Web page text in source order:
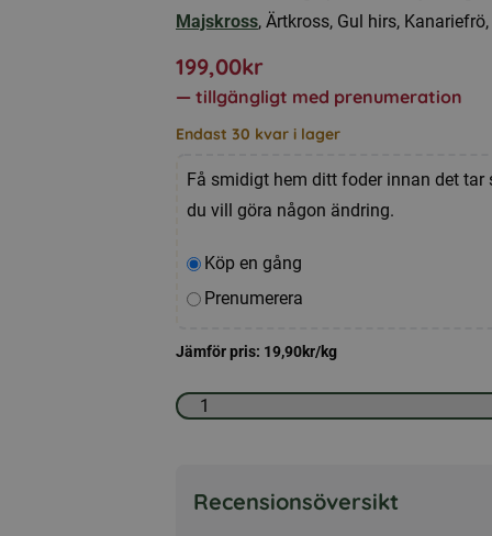
Majskross, Ärtkross, Gul hirs, Kanariefrö,
199,00kr
— tillgängligt med prenumeration
Endast 30 kvar i lager
Få smidigt hem ditt foder innan det
du vill göra någon ändring.
Välj
typ
köp
Köp en gång
Prenumerera
Jämför pris: 19,90kr/kg
Kycklingmüsli
Recensionsöversikt